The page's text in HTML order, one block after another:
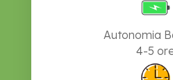
Autonomia
4-5